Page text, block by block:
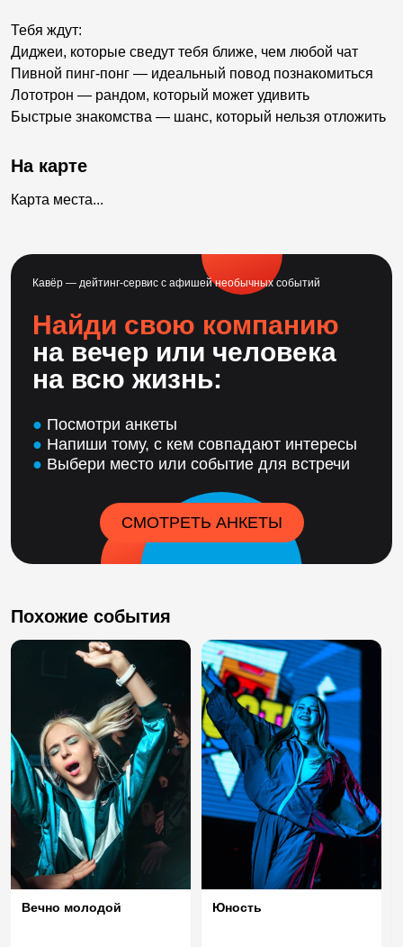
Тебя ждут:
Диджеи, которые сведут тебя ближе, чем любой чат
Пивной пинг-понг — идеальный повод познакомиться
Лототрон — рандом, который может удивить
Быстрые знакомства — шанс, который нельзя отложить
На карте
Карта места...
Кавёр — дейтинг-сервис с афишей необычных событий
Найди свою компанию
на вечер или человека
на всю жизнь:
● Посмотри анкеты
● Напиши тому, с кем совпадают интересы
● Выбери место или событие для встречи
СМОТРЕТЬ АНКЕТЫ
Похожие события
Вечно молодой Юность